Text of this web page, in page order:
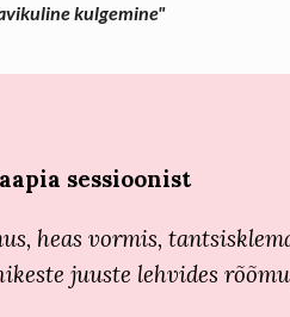
kulgemine"
sessioonist
heas vormis,
juuste lehvides